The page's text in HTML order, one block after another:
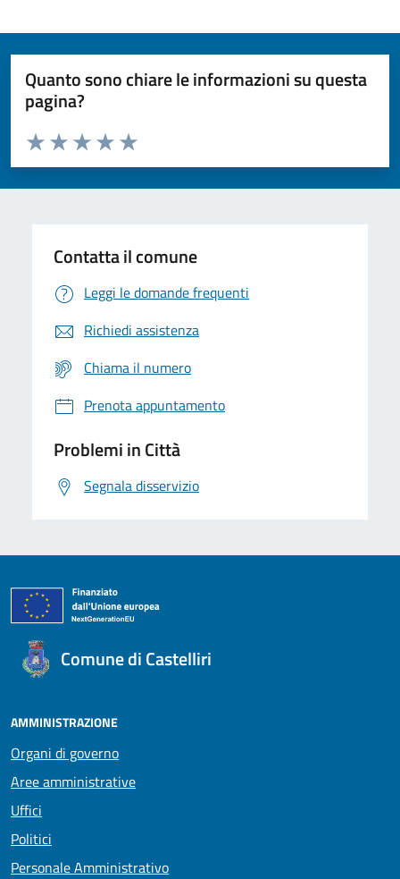
Quanto sono chiare le informazioni su questa
pagina?
Domanda
Valuta da 1 a 5 stelle la pagina
Valuta 5 stelle su 5
Valuta 4 stelle su 5
Valuta 3 stelle su 5
Valuta 2 stelle su 5
Valuta 1 stelle su 5
Contatta il comune
Leggi le domande frequenti
Richiedi assistenza
Chiama il numero
Prenota appuntamento
Problemi in Città
Segnala disservizio
Comune di Castelliri
AMMINISTRAZIONE
Organi di governo
Aree amministrative
Uffici
Politici
Personale Amministrativo